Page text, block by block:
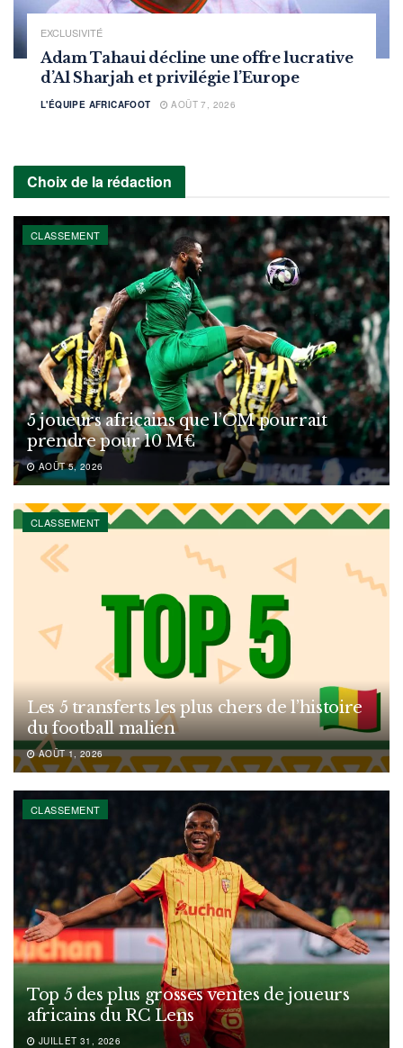
EXCLUSIVITÉ
Adam Tahaui décline une offre lucrative
d’Al Sharjah et privilégie l’Europe
L'ÉQUIPE AFRICAFOOT AOÛT 7, 2026
Choix de la rédaction
CLASSEMENT
5 joueurs africains que l’OM pourrait
prendre pour 10 M€
AOÛT 5, 2026
CLASSEMENT
Les 5 transferts les plus chers de l’histoire
du football malien
AOÛT 1, 2026
CLASSEMENT
Top 5 des plus grosses ventes de joueurs
africains du RC Lens
JUILLET 31, 2026